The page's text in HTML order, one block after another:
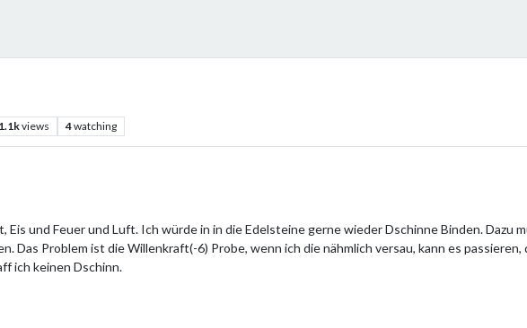
1.1kviews 4watching
Eis und Feuer und Luft. Ich würde in in die Edelsteine gerne wieder Dschinne Binden. Dazu
Das Problem ist die Willenkraft(-6) Probe, wenn ich die nähmlich versau, kann es
ich keinen Dschinn.